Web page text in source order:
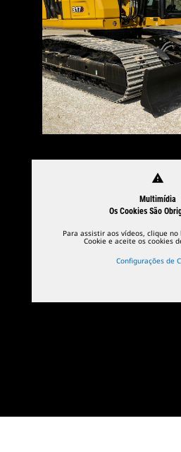
warning
Multimídia
Os Cookies São
Para assistir aos vídeos, clique
Cookie e aceite os cookies
Configurações de